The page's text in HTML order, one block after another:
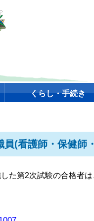
くらし・手続き
員(看護師・保健師
た第2次試験の合格者は